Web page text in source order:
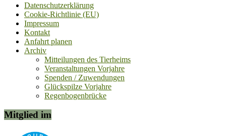
Datenschutzerklärung
Cookie-Richtlinie (EU)
Impressum
Kontakt
Anfahrt planen
Archiv
Mitteilungen des Tierheims
Veranstaltungen Vorjahre
Spenden / Zuwendungen
Glückspilze Vorjahre
Regenbogenbrücke
Mitglied im